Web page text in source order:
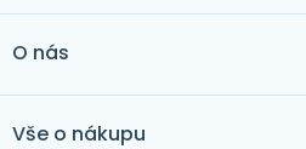
O nás
Vše o nákupu